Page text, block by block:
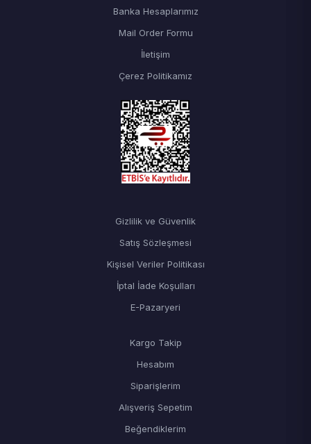
Banka Hesaplarımız
Mail Order Formu
İletişim
Çerez Politikamız
Gizlilik ve Güvenlik
Satış Sözleşmesi
Kişisel Veriler Politikası
İptal İade Koşulları
E-Pazaryeri
Kargo Takip
Hesabım
Siparişlerim
Alışveriş Sepetim
Beğendiklerim